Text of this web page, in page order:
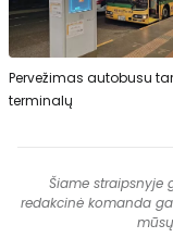
Pervežimas autobusu
terminalų
Šiame straipsnyje
redakcinė komanda
mūsų